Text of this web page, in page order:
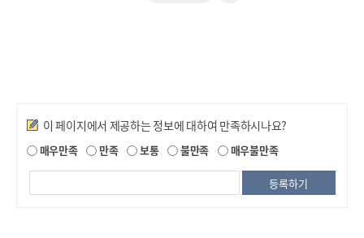
만족도조사
이 페이지에서 제공하는 정보에 대하여 만족하시나요?
매우만족 만족 보통 불만족 매우불만족